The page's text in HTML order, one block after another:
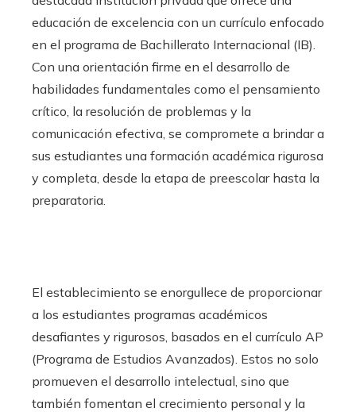
educación de excelencia con un currículo enfocado
en el programa de Bachillerato Internacional (IB).
Con una orientación firme en el desarrollo de
habilidades fundamentales como el pensamiento
crítico, la resolución de problemas y la
comunicación efectiva, se compromete a brindar a
sus estudiantes una formación académica rigurosa
y completa, desde la etapa de preescolar hasta la
preparatoria.
El establecimiento se enorgullece de proporcionar
a los estudiantes programas académicos
desafiantes y rigurosos, basados en el currículo AP
(Programa de Estudios Avanzados). Estos no solo
promueven el desarrollo intelectual, sino que
también fomentan el crecimiento personal y la